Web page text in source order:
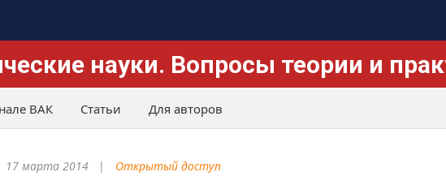
науки. Вопросы теории и
ВАК Статьи Для авторов
17 марта 2014 Открытый доступ